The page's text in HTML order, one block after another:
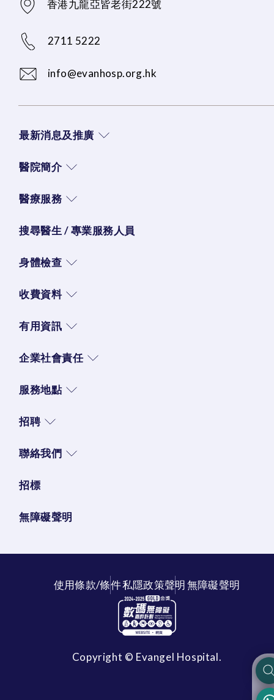
香港九龍亞皆老街222號
2711 5222
info@evanhosp.org.hk
最新消息及推廣
醫院簡介
醫療服務
搜尋醫生 / 專業服務人員
身體檢查
收費資料
有用資訊
企業社會責任
服務地點
招聘
聯絡我們
招標
無障礙聲明
使用條款/條件私隱政策聲明無障礙聲明
Copyright © Evangel Hospital.